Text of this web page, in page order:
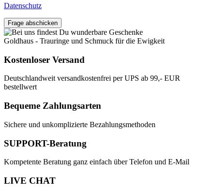
Datenschutz
Frage abschicken
Goldhaus - Trauringe und Schmuck für die Ewigkeit
Kostenloser Versand
Deutschlandweit versandkostenfrei per UPS ab 99,- EUR
bestellwert
Bequeme Zahlungsarten
Sichere und unkomplizierte Bezahlungsmethoden
SUPPORT-Beratung
Kompetente Beratung ganz einfach über Telefon und E-Mail
LIVE CHAT